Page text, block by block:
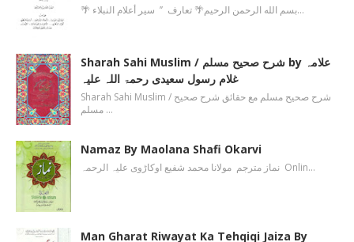
🌴 بسم الله الرحمن الرحیم🌴 تعارف ’’ سیر أعلام النبلاء…
Sharah Sahi Muslim / شرح صحیح مسلم by علامہ
غلام رسول سعیدی رحمۃ اللہ علیہ
Sharah Sahi Muslim / شرح صحیح مسلم مع حقائق شرح صحیح
مسلم …
Namaz By Maolana Shafi Okarvi
نماز مترجم مولانا محمد شفیع اوکاڑوی علیہ الرحمہ Onlin…
Man Gharat Riwayat Ka Tehqiqi Jaiza By